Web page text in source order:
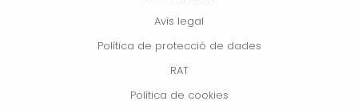
Avís legal
Política de protecció de dades
RAT
Política de cookies